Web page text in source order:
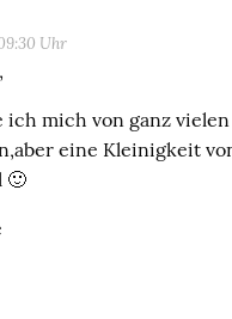
Uhr
ich mich von ganz
eine Kleinigkeit
🙂